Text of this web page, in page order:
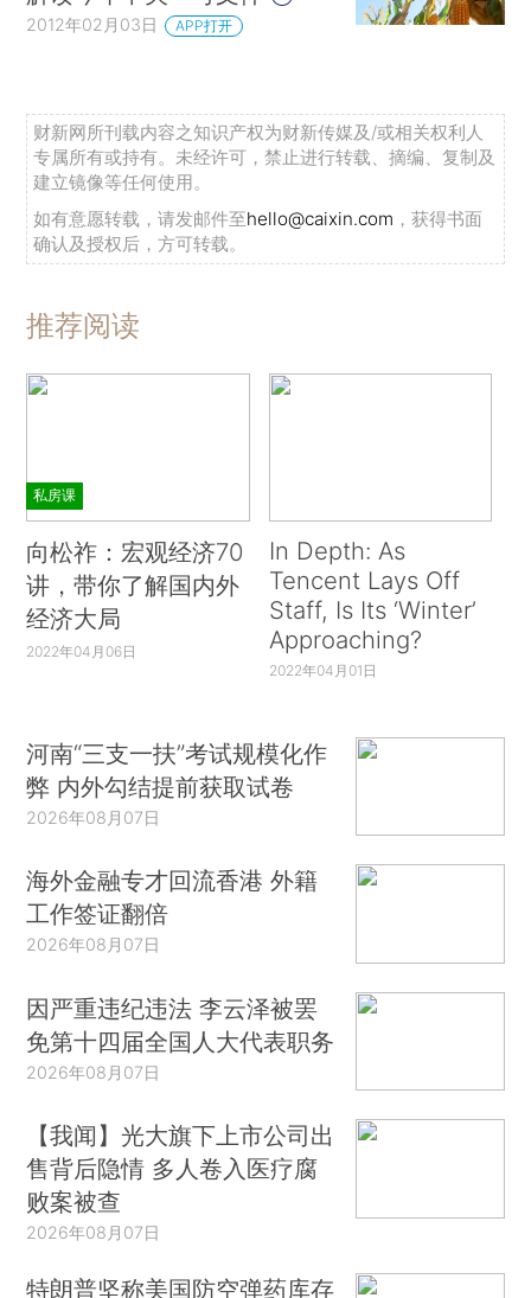
2012年02月03日 APP打开
财新网所刊载内容之知识产权为财新传媒及/或相关权利人
专属所有或持有。未经许可，禁止进行转载、摘编、复制及
建立镜像等任何使用。
如有意愿转载，请发邮件至hello@caixin.com ，获得书面
确认及授权后，方可转载。
推荐阅读
私房课
向松祚：宏观经济70
讲，带你了解国内外
经济大局
2022年04月06日
In Depth: As
Tencent Lays Off
Staff, Is Its ‘Winter’
Approaching?
2022年04月01日
河南“三支一扶”考试规模化作
弊 内外勾结提前获取试卷
2026年08月07日
海外金融专才回流香港 外籍
工作签证翻倍
2026年08月07日
因严重违纪违法 李云泽被罢
免第十四届全国人大代表职务
2026年08月07日
【我闻】光大旗下上市公司出
售背后隐情 多人卷入医疗腐
败案被查
2026年08月07日
特朗普坚称美国防空弹药库存